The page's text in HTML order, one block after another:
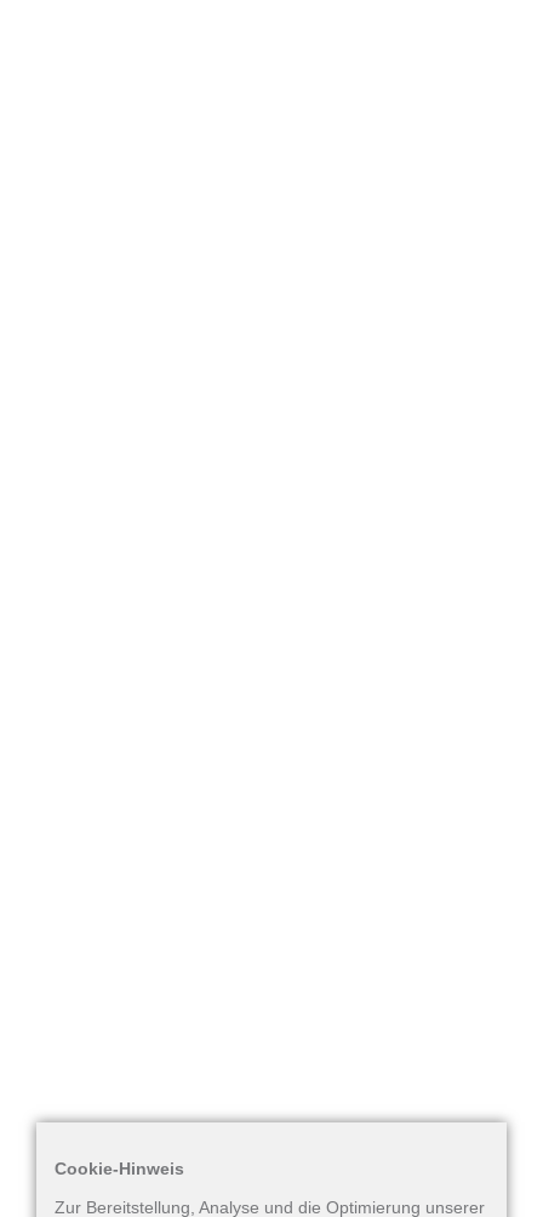
Cookie-Hinweis
Zur Bereitstellung, Analyse und die Optimierung unserer